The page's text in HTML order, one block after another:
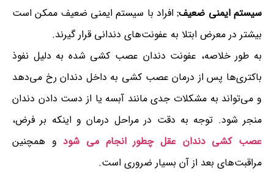
سیستم ایمنی ضعیف:افراد با سیستم ایمنی ضعیف ممکن است
بیشتر در معرض ابتلا به عفونت‌های دندانی قرار گیرند.
به طور خلاصه، عفونت دندان عصب کشی شده به دلیل نفوذ
باکتری‌ها پس از درمان عصب کشی به داخل دندان رخ می‌دهد
و می‌تواند به مشکلات جدی مانند آبسه یا از دست دادن دندان
منجر شود. توجه به دقت در مراحل درمان و اینکه بر فرض،
عصب کشی دندان عقل چطور انجام می شودو همچنین
مراقبت‌های بعد از آن بسیار ضروری است.